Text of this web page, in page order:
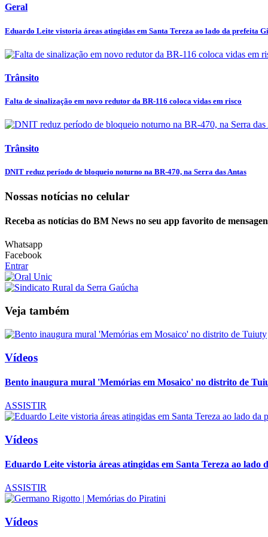
Geral
Eduardo Leite vistoria áreas atingidas em Santa Tereza ao lado da prefeita
Trânsito
Falta de sinalização em novo redutor da BR-116 coloca vidas em risco
Trânsito
DNIT reduz período de bloqueio noturno na BR-470, na Serra das Antas
Nossas notícias no celular
Receba as notícias do BM News no seu app favorito de
Whatsapp
Facebook
Entrar
Veja também
Vídeos
Bento inaugura mural 'Memórias em Mosaico' no distrito de
ASSISTIR
Vídeos
Eduardo Leite vistoria áreas atingidas em Santa Tereza ao lado
ASSISTIR
Vídeos